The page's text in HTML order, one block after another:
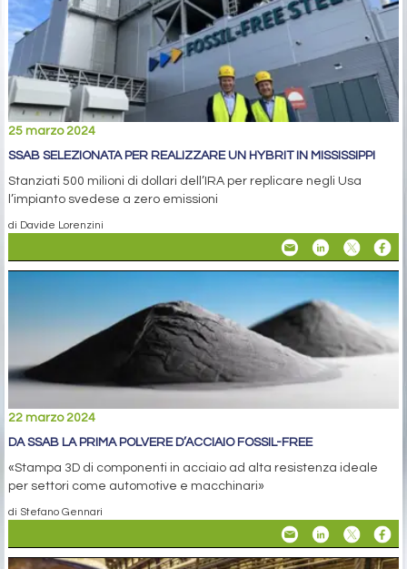
25 marzo 2024
SSAB SELEZIONATA PER REALIZZARE UN HYBRIT IN MISSISSIPPI
Stanziati 500 milioni di dollari dell’IRA per replicare negli Usa
l’impianto svedese a zero emissioni
di Davide Lorenzini
22 marzo 2024
DA SSAB LA PRIMA POLVERE D’ACCIAIO FOSSIL-FREE
«Stampa 3D di componenti in acciaio ad alta resistenza ideale
per settori come automotive e macchinari»
di Stefano Gennari